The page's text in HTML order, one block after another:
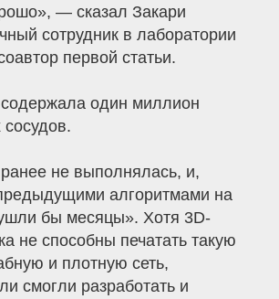
— сказал Закари
сотрудник в лаборатории
первой статьи.
содержала один миллион
не выполнялась, и,
алгоритмами на
бы месяцы». Хотя 3D-
не способны печатать такую
и плотную сеть,
смогли разработать и